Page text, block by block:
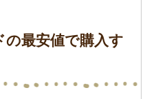
最安値で購入す